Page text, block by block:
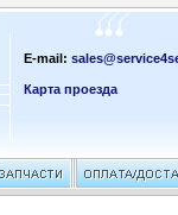
E-mail:
Карта проезда